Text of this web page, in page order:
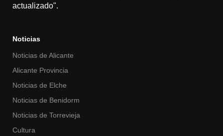
actualizado".
Noticias
Noticias de Alicante
Alicante Provincia
Noticias de Elche
Noticias de Benidorm
Noticias de Torrevieja
Cultura